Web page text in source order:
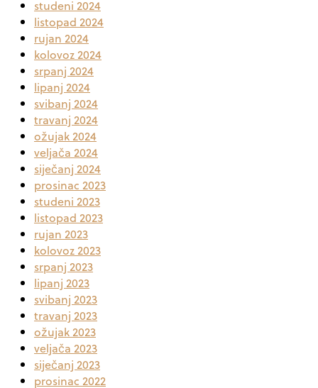
studeni 2024
listopad 2024
rujan 2024
kolovoz 2024
srpanj 2024
lipanj 2024
svibanj 2024
travanj 2024
ožujak 2024
veljača 2024
siječanj 2024
prosinac 2023
studeni 2023
listopad 2023
rujan 2023
kolovoz 2023
srpanj 2023
lipanj 2023
svibanj 2023
travanj 2023
ožujak 2023
veljača 2023
siječanj 2023
prosinac 2022